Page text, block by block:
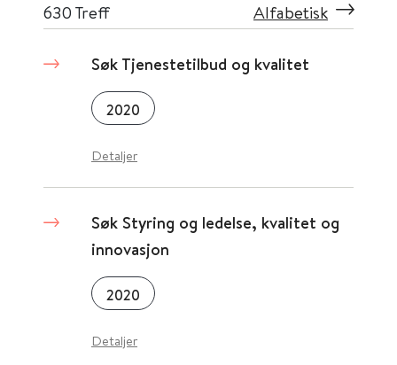
630 Treff Alfabetisk
Søk Tjenestetilbud og kvalitet
2020
Detaljer
Søk Styring og ledelse, kvalitet og
innovasjon
2020
Detaljer